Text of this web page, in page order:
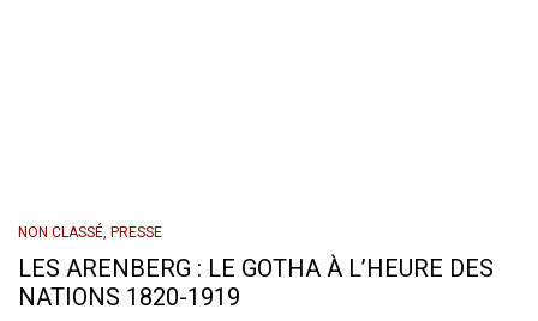
NON CLASSÉ, PRESSE
LES ARENBERG : LE GOTHA À L’HEURE DES
NATIONS 1820-1919